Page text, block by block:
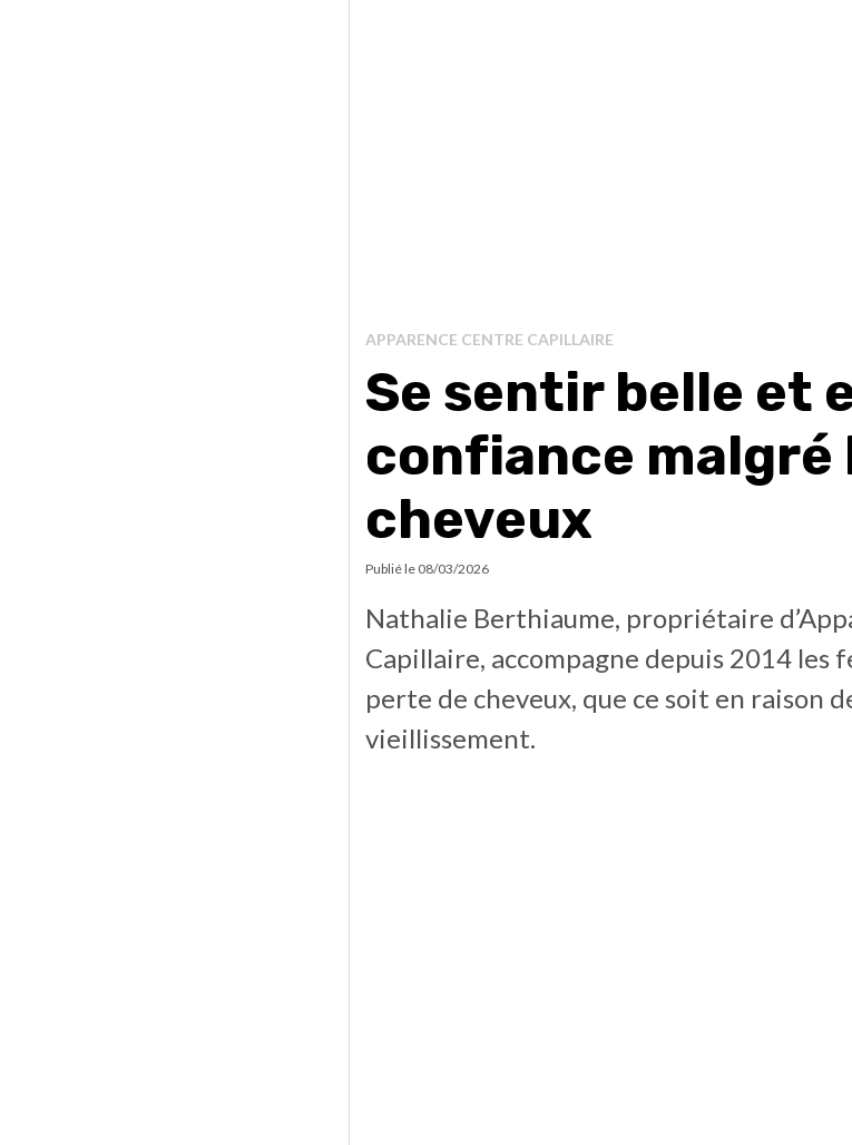
APPARENCE CENTRE CAPILLAIRE
Se sentir belle et
confiance malgré
cheveux
Publié le 08/03/2026
Nathalie Berthiaume, propriétaire
Capillaire, accompagne depuis 2014 les
perte de cheveux, que ce soit en raison
vieillissement.